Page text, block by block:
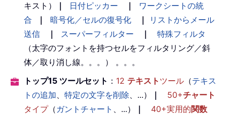
キスト）
｜ 日付ピッカー ｜
ワークシートの統
合
｜ 暗号化／セルの復号化 ｜
リストからメール
送信
｜ スーパーフィルター ｜
特殊フィルタ
（太字のフォントを持つセルをフィルタリング／斜
体／取り消し線。。。） 。。。
トップ15 ツールセット ： 12 テキスト ツール （テキス
トの追加、 特定の文字を削除、...） ｜ 50+チャート
タイプ（ ガントチャート 、...） ｜ 40+実用的関数